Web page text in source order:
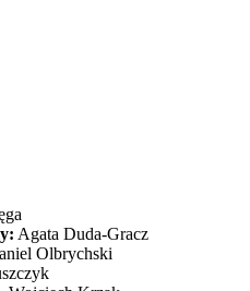
Agata Duda-Gracz
Olbrychski